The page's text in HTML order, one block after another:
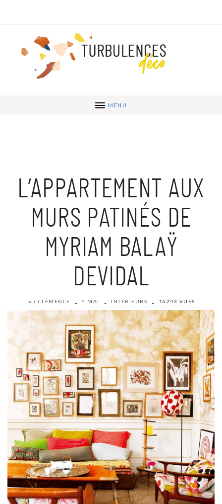
MENU
L’APPARTEMENT AUX
MURS PATINÉS DE
MYRIAM BALAŸ
DEVIDAL
par CLÉMENCE 4 MAI INTÉRIEURS 16243 VUES